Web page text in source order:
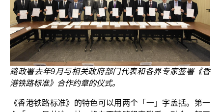
路政署去年9月与相关政府部门代表和各界专家签署《香
港铁路标准》合作约章的仪式。
《香港铁路标准》的特色可以用两个「一」字盖括。第一